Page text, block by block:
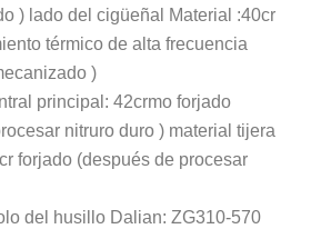
) lado del cigüeñal Material :40cr
térmico de alta frecuencia
)
principal: 42crmo forjado
nitruro duro ) material tijera
forjado (después de procesar
del husillo Dalian: ZG310-570